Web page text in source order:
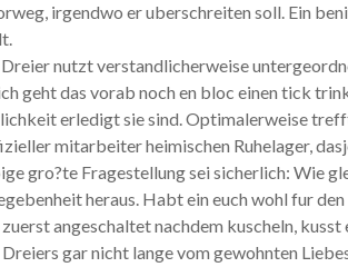
irgendwo er uberschreiten soll. Ein
nutzt verstandlicherweise
geht das vorab noch en bloc einen tick
erledigt sie sind. Optimalerweise
mitarbeiter heimischen Ruhelager,
gro?te Fragestellung sei sicherlich: Wie
heraus. Habt ein euch wohl fur
angeschaltet nachdem kuscheln,
gar nicht lange vom gewohnten